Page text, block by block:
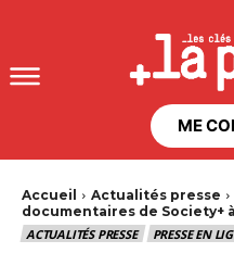
ME
Accueil Actualités presse
documentaires de Society+
ACTUALITÉS PRESSE
PRESSE EN